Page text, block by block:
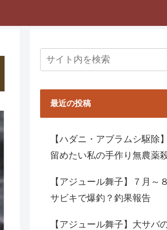
最近の投稿
【ハダニ・アブラムシ駆除
留めたい私の手作り無農薬
【アジュール舞子】７月～
サビキで爆釣？釣果報告
【アジュール舞子】大サバ